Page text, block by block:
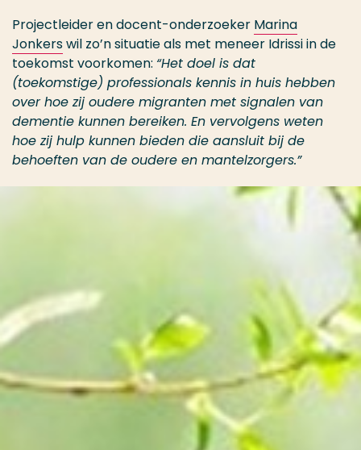
Projectleider en docent-onderzoeker Marina
Jonkerswil zo’n situatie als met meneer Idrissi in de
toekomst voorkomen: “Het doel is dat
(toekomstige) professionals kennis in huis hebben
over hoe zij oudere migranten met signalen van
dementie kunnen bereiken. En vervolgens weten
hoe zij hulp kunnen bieden die aansluit bij de
behoeften van de oudere en mantelzorgers.”